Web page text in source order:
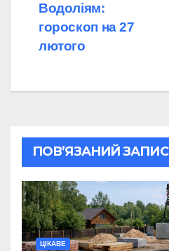
Водоліям:
гороскоп на 27
лютого
ПОВ’ЯЗАНИЙ ЗАПИС
ЦІКАВЕ